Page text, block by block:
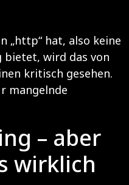
„http“ hat, also keine
bietet, wird das von
kritisch gesehen.
mangelnde
– aber
wirklich